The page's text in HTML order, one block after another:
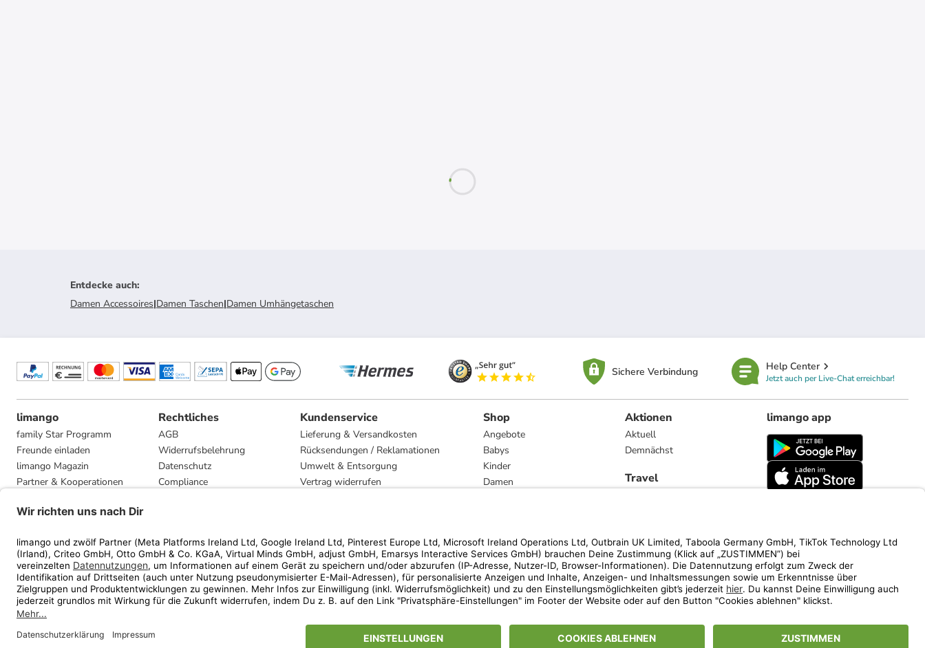
Entdecke auch:
Damen Accessoires|Damen Taschen|Damen Umhängetaschen
Sichere Verbindung Help Center
Jetzt auch per Live-Chat erreichbar!
limango
family Star Programm
Freunde einladen
limango Magazin
Partner & Kooperationen
Presse
Rechtliches
AGB
Widerrufsbelehrung
Datenschutz
Compliance
Kundenservice
Lieferung & Versandkosten
Rücksendungen / Reklamationen
Umwelt & Entsorgung
Vertrag widerrufen
Shop
Angebote
Babys
Kinder
Damen
Marken
Aktionen
Aktuell
Demnächst
Travel
limango app
limango.nl limango.pl
* Streichpreise entsprechen der unverbindlichen Preisempfehlung des Herstellers. Prozentangaben beziehen sich auf den Streichpreis.
ᵃ Die jeweils aktuellen Teilnahmebedingungen unserer Freunde-werben-Freunde-Aktionen findest Du unterwww.limango.de/einladen